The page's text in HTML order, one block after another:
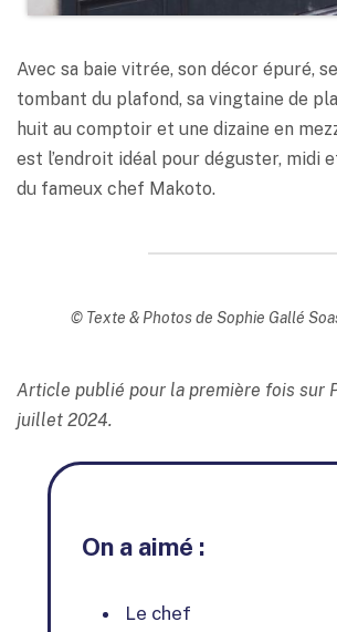
Avec sa baie vitrée, son décor épuré,
tombant du plafond, sa vingtaine de
huit au comptoir et une dizaine en
est l’endroit idéal pour déguster, midi
du fameux chef Makoto.
© Texte & Photos de Sophie Gallé
Article publié pour la première fois sur
juillet 2024.
On a aimé :
Le chef